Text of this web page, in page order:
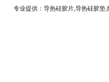
专业提供： 导热硅胶片,导热硅胶垫,